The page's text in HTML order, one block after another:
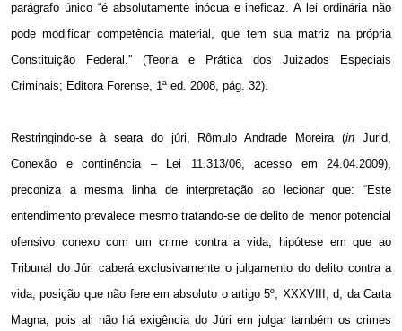
parágrafo único “é absolutamente inócua e ineficaz. A lei ordinária não
pode modificar competência material, que tem sua matriz na própria
Constituição Federal.” (Teoria e Prática dos Juizados Especiais
Criminais; Editora Forense, 1ª ed. 2008, pág. 32).
Restringindo-se à seara do júri, Rômulo Andrade Moreira (inJurid,
Conexão e continência – Lei 11.313/06, acesso em 24.04.2009),
preconiza a mesma linha de interpretação ao lecionar que: “Este
entendimento prevalece mesmo tratando-se de delito de menor potencial
ofensivo conexo com um crime contra a vida, hipótese em que ao
Tribunal do Júri caberá exclusivamente o julgamento do delito contra a
vida, posição que não fere em absoluto o artigo 5º, XXXVIII, d, da Carta
Magna, pois ali não há exigência do Júri em julgar também os crimes